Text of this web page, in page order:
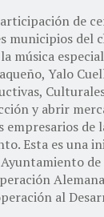
de
municipios del
música
Yalo
y abrir
empresarios de
Esta es una
de
al